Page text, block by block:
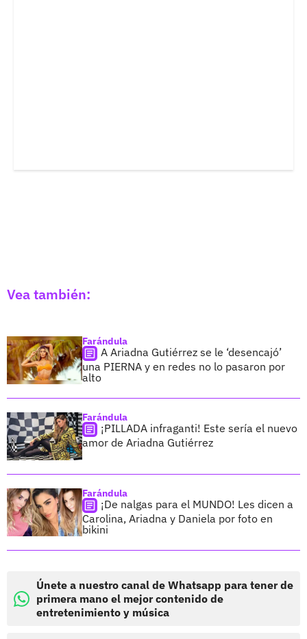
Vea también:
Farándula
A Ariadna Gutiérrez se le ‘desencajó’
una PIERNA y en redes no lo pasaron por
alto
Farándula
¡PILLADA infraganti! Este sería el nuevo
amor de Ariadna Gutiérrez
Farándula
¡De nalgas para el MUNDO! Les dicen a
Carolina, Ariadna y Daniela por foto en
bikini
Únete a nuestro canal de Whatsapp para tener de
primera mano el mejor contenido de
entretenimiento y música